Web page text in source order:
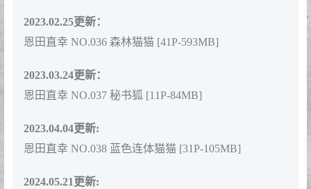
2023.02.25更新：
恩田直幸 NO.036 森林猫猫 [41P-593MB]
2023.03.24更新：
恩田直幸 NO.037 秘书狐 [11P-84MB]
2023.04.04更新:
恩田直幸 NO.038 蓝色连体猫猫 [31P-105MB]
2024.05.21更新: